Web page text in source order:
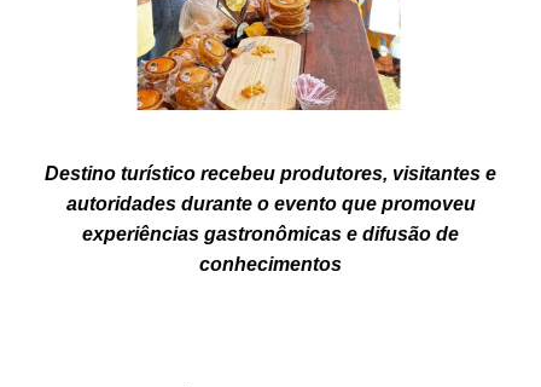
Destino turístico recebeu produtores, visitantes e
autoridades durante o evento que promoveu
experiências gastronômicas e difusão de
conhecimentos